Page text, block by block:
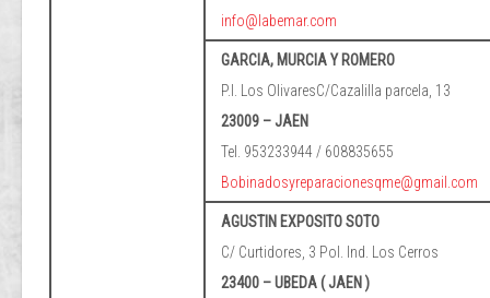
info@labemar.com
GARCIA, MURCIA Y ROMERO
P.I. Los OlivaresC/Cazalilla parcela, 13
23009 – JAEN
Tel. 953233944 / 608835655
Bobinadosyreparacionesqme@gmail.com
AGUSTIN EXPOSITO SOTO
C/ Curtidores, 3 Pol. Ind. Los Cerros
23400 – UBEDA ( JAEN )